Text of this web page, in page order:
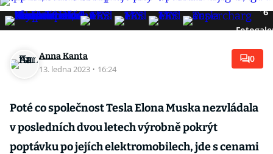
6
Anna Kanta
13. ledna 2023 · 16:24
0
Poté co společnost Tesla Elona Muska nezvládala
v posledních dvou letech výrobně pokrýt
poptávku po jejích elektromobilech, jde s cenami